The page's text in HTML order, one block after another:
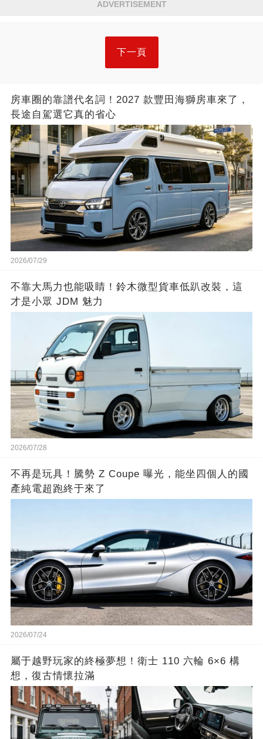
ADVERTISEMENT
下一頁
房車圈的靠譜代名詞！2027 款豐田海獅房車來了，
長途自駕選它真的省心
2026/07/29
不靠大馬力也能吸睛！鈴木微型貨車低趴改裝，這
才是小眾 JDM 魅力
2026/07/28
不再是玩具！騰勢 Z Coupe 曝光，能坐四個人的國
產純電超跑終于來了
2026/07/24
屬于越野玩家的終極夢想！衛士 110 六輪 6×6 構
想，復古情懷拉滿